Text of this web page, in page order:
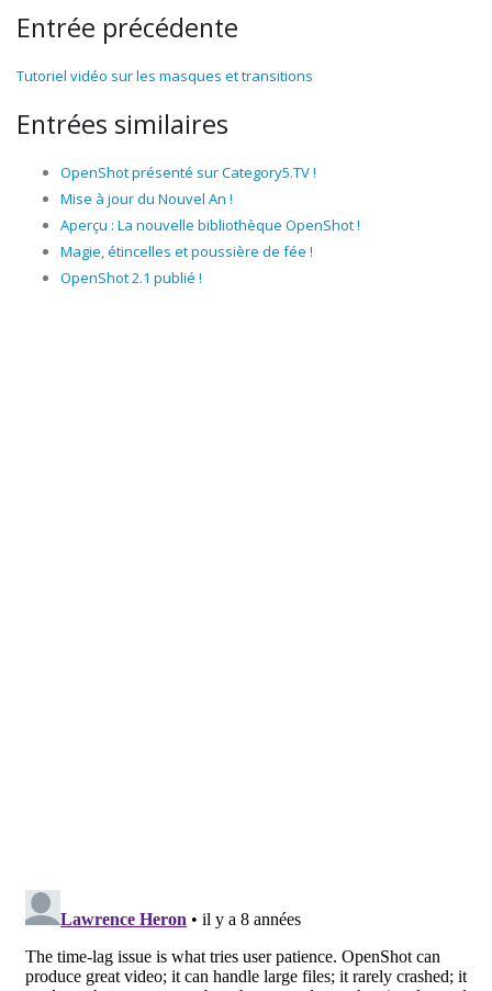
Entrée précédente
Tutoriel vidéo sur les masques et transitions
Entrées similaires
OpenShot présenté sur Category5.TV !
Mise à jour du Nouvel An !
Aperçu : La nouvelle bibliothèque OpenShot !
Magie, étincelles et poussière de fée !
OpenShot 2.1 publié !